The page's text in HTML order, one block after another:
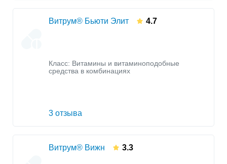
Витрум® Бьюти Элит 4.7
Класс: Витамины и витаминоподобные
средства в комбинациях
3 отзыва
Витрум® Вижн 3.3